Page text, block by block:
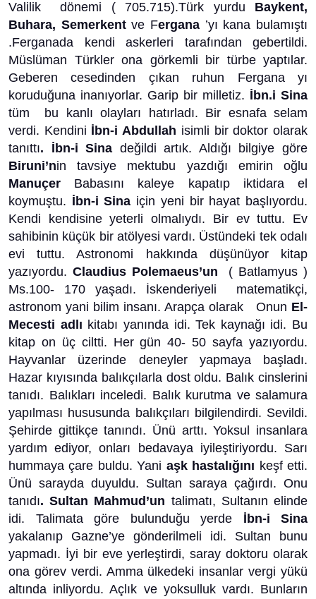
Valilik dönemi ( 705.715).Türk yurdu Baykent,
Buhara, Semerkentve Fergana ’yı kana bulamıştı
.Ferganada kendi askerleri tarafından gebertildi.
Müslüman Türkler ona görkemli bir türbe yaptılar.
Geberen cesedinden çıkan ruhun Fergana yı
koruduğuna inanıyorlar. Garip bir milletiz. İbn.i Sina
tüm bu kanlı olayları hatırladı. Bir esnafa selam
verdi. Kendini İbn-i Abdullah isimli bir doktor olarak
tanıttı. İbn-i Sina değildi artık. Aldığı bilgiye göre
Biruni’nin tavsiye mektubu yazdığı emirin oğlu
Manuçer Babasını kaleye kapatıp iktidara el
koymuştu. İbn-i Sina için yeni bir hayat başlıyordu.
Kendi kendisine yeterli olmalıydı. Bir ev tuttu. Ev
sahibinin küçük bir atölyesi vardı. Üstündeki tek odalı
evi tuttu. Astronomi hakkında düşünüyor kitap
yazıyordu. Claudius Polemaeus’un ( Batlamyus )
Ms.100- 170 yaşadı. İskenderiyeli matematikçi,
astronom yani bilim insanı. Arapça olarak Onun El-
Mecesti adlı kitabı yanında idi. Tek kaynağı idi. Bu
kitap on üç ciltti. Her gün 40- 50 sayfa yazıyordu.
Hayvanlar üzerinde deneyler yapmaya başladı.
Hazar kıyısında balıkçılarla dost oldu. Balık cinslerini
tanıdı. Balıkları inceledi. Balık kurutma ve salamura
yapılması hususunda balıkçıları bilgilendirdi. Sevildi.
Şehirde gittikçe tanındı. Ünü arttı. Yoksul insanlara
yardım ediyor, onları bedavaya iyileştiriyordu. Sarı
hummaya çare buldu. Yani aşk hastalığını keşf etti.
Ünü sarayda duyuldu. Sultan saraya çağırdı. Onu
tanıdı. Sultan Mahmud’un talimatı, Sultanın elinde
idi. Talimata göre bulunduğu yerde İbn-i Sina
yakalanıp Gazne’ye gönderilmeli idi. Sultan bunu
yapmadı. İyi bir eve yerleştirdi, saray doktoru olarak
ona görev verdi. Amma ülkedeki insanlar vergi yükü
altında inliyordu. Açlık ve yoksulluk vardı. Bunların